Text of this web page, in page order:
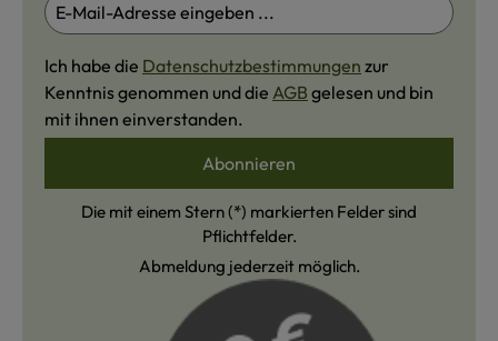
Ich habe die Datenschutzbestimmungen zur
Kenntnis genommen und die AGB gelesen und bin
mit ihnen einverstanden.
Abonnieren
Die mit einem Stern (*) markierten Felder sind
Pflichtfelder.
Abmeldung jederzeit möglich.